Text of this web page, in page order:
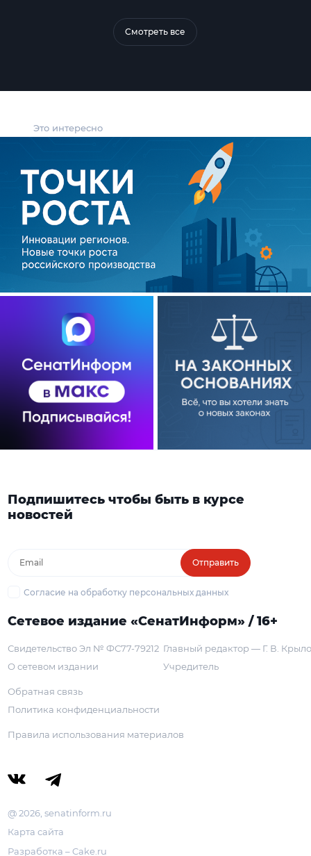
Это интересно
Смотреть все
Подпишитесь чтобы быть в курсе
новостей
Отправить
Согласие на обработку персональных данных
Сетевое издание «СенатИнформ» / 16+
Свидетельство Эл № ФС77-79212
О сетевом издании
Главный редактор — Г. В.
Учредитель
Обратная связь
Политика конфиденциальности
Правила использования материалов
@ 2026, senatinform.ru
Карта сайта
Разработка – Cake.ru